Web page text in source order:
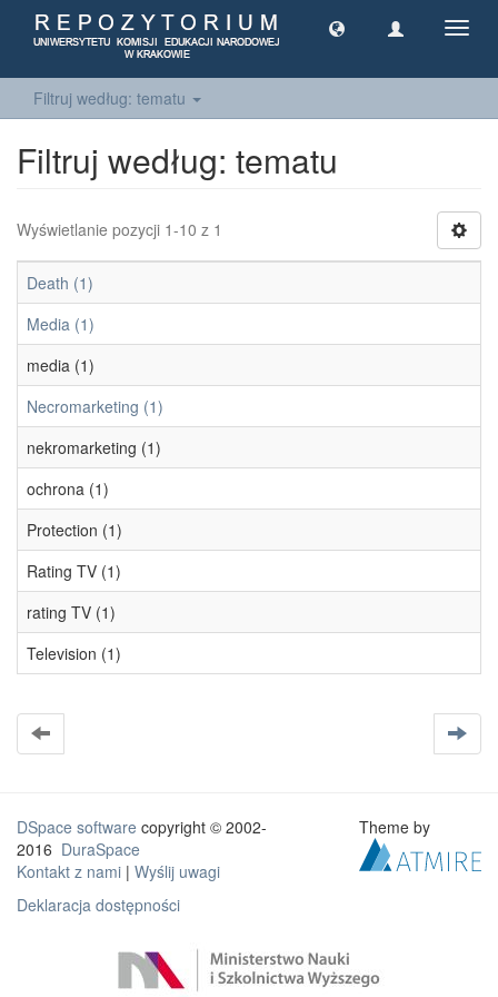
Filtruj według: tematu
Filtruj według: tematu
Wyświetlanie pozycji 1-10 z 1
Death (1)
Media (1)
media (1)
Necromarketing (1)
nekromarketing (1)
ochrona (1)
Protection (1)
Rating TV (1)
rating TV (1)
Television (1)
DSpace software copyright © 2002-
2016 DuraSpace
Kontakt z nami | Wyślij uwagi
Deklaracja dostępności
Theme by